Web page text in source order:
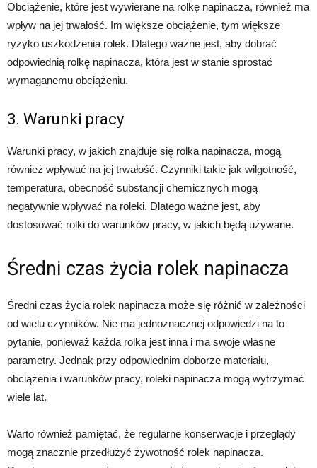
Obciążenie, które jest wywierane na rolkę napinacza, również ma
wpływ na jej trwałość. Im większe obciążenie, tym większe
ryzyko uszkodzenia rolek. Dlatego ważne jest, aby dobrać
odpowiednią rolkę napinacza, która jest w stanie sprostać
wymaganemu obciążeniu.
3. Warunki pracy
Warunki pracy, w jakich znajduje się rolka napinacza, mogą
również wpływać na jej trwałość. Czynniki takie jak wilgotność,
temperatura, obecność substancji chemicznych mogą
negatywnie wpływać na roleki. Dlatego ważne jest, aby
dostosować rolki do warunków pracy, w jakich będą używane.
Średni czas życia rolek napinacza
Średni czas życia rolek napinacza może się różnić w zależności
od wielu czynników. Nie ma jednoznacznej odpowiedzi na to
pytanie, ponieważ każda rolka jest inna i ma swoje własne
parametry. Jednak przy odpowiednim doborze materiału,
obciążenia i warunków pracy, roleki napinacza mogą wytrzymać
wiele lat.
Warto również pamiętać, że regularne konserwacje i przeglądy
mogą znacznie przedłużyć żywotność rolek napinacza.